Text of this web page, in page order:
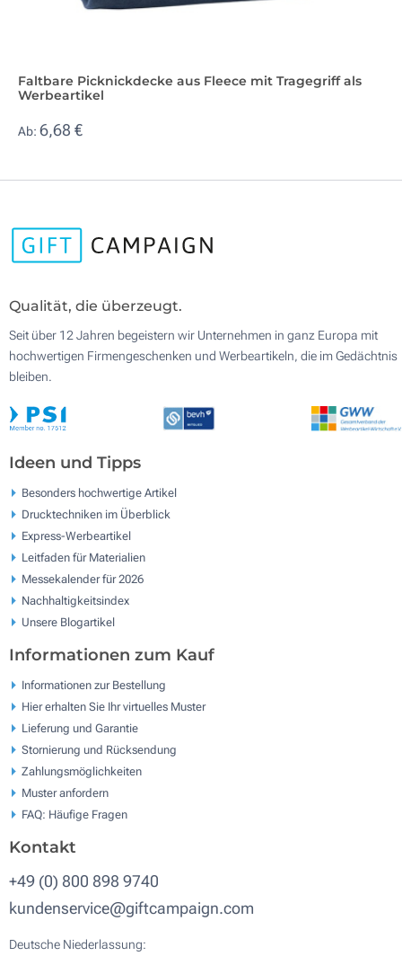
Faltbare Picknickdecke aus Fleece mit Tragegriff als
Werbeartikel
Ab: 6,68 €
Qualität, die überzeugt.
Seit über 12 Jahren begeistern wir Unternehmen in ganz Europa mit
hochwertigen Firmengeschenken und Werbeartikeln, die im Gedächtnis
bleiben.
Ideen und Tipps
Besonders hochwertige Artikel
Drucktechniken im Überblick
Express-Werbeartikel
Leitfaden für Materialien
Messekalender für 2026
Nachhaltigkeitsindex
Unsere Blogartikel
Informationen zum Kauf
Informationen zur Bestellung
Hier erhalten Sie Ihr virtuelles Muster
Lieferung und Garantie
Stornierung und Rücksendung
Zahlungsmöglichkeiten
Muster anfordern
FAQ: Häufige Fragen
Kontakt
+49 (0) 800 898 9740
kundenservice@giftcampaign.com
Deutsche Niederlassung: